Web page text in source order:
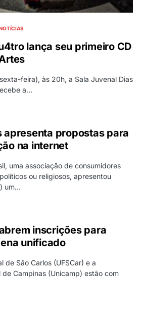
lança seu primeiro CD
feira), às 20h, a Sala Juvenal Dias
a…
apresenta propostas para
na internet
uma associação de consumidores
ou religiosos, apresentou
um…
inscrições para
unificado
de São Carlos (UFSCar) e a
Campinas (Unicamp) estão com